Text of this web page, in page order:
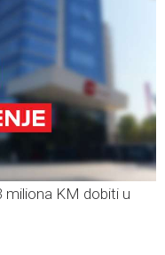
miliona KM dobiti u